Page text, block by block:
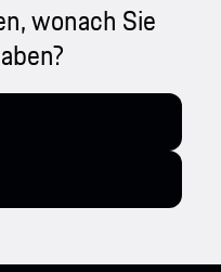
wonach Sie